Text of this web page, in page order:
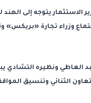
الاستثمار يتوجه إلى
وزراء تجارة «بريكس»
العاطي ونظيره التشادي
الثنائي وتنسيق